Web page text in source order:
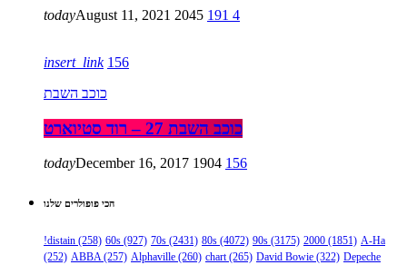
todayAugust 11, 2021 2045 191 4
insert_link 156
כוכב השבת
כוכב השבת 27 – רוד סטיוארט
todayDecember 16, 2017 1904 156
הכי פופולרים שלנו
!distain (258) 60s (927) 70s (2431) 80s (4072) 90s (3175) 2000 (1851) A-Ha
(252) ABBA(257) Alphaville (260) chart(265) David Bowie (322) Depeche